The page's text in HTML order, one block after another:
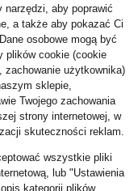
narzędzi, aby poprawić
a także aby pokazać Ci
osobowe mogą być
plików cookie (cookie
zachowanie użytkownika)
sklepie,
Twojego zachowania
strony internetowej, w
skuteczności reklam.
wszystkie pliki
lub "Ustawienia
kategorii plików